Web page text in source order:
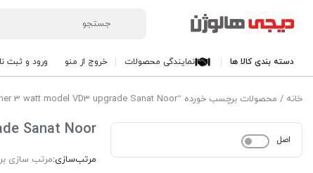
دسته بندی کالا ها نمایندگی محصولات خروج از منو ورود و ثبت
خانه / محصولات برچسب خورده “Built-in buried valve washer 3 watt model VD3 upgrade Sanat Noor”
اصل
Sanat Noor
مرتب‌سازی:مرتب سازی